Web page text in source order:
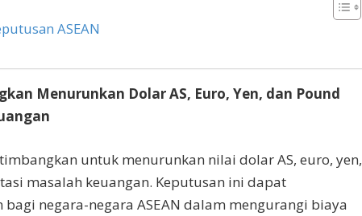
ASEAN
Menurunkan Dolar AS, Euro, Yen, dan Pound
untuk menurunkan nilai dolar AS, euro, yen,
masalah keuangan. Keputusan ini dapat
negara-negara ASEAN dalam mengurangi biaya